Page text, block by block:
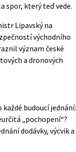
spor, který teď vede.
Lipavský na
východního
význam české
a dronových
budoucí jednání:
„pochopení“?
dodávky, výcvik a